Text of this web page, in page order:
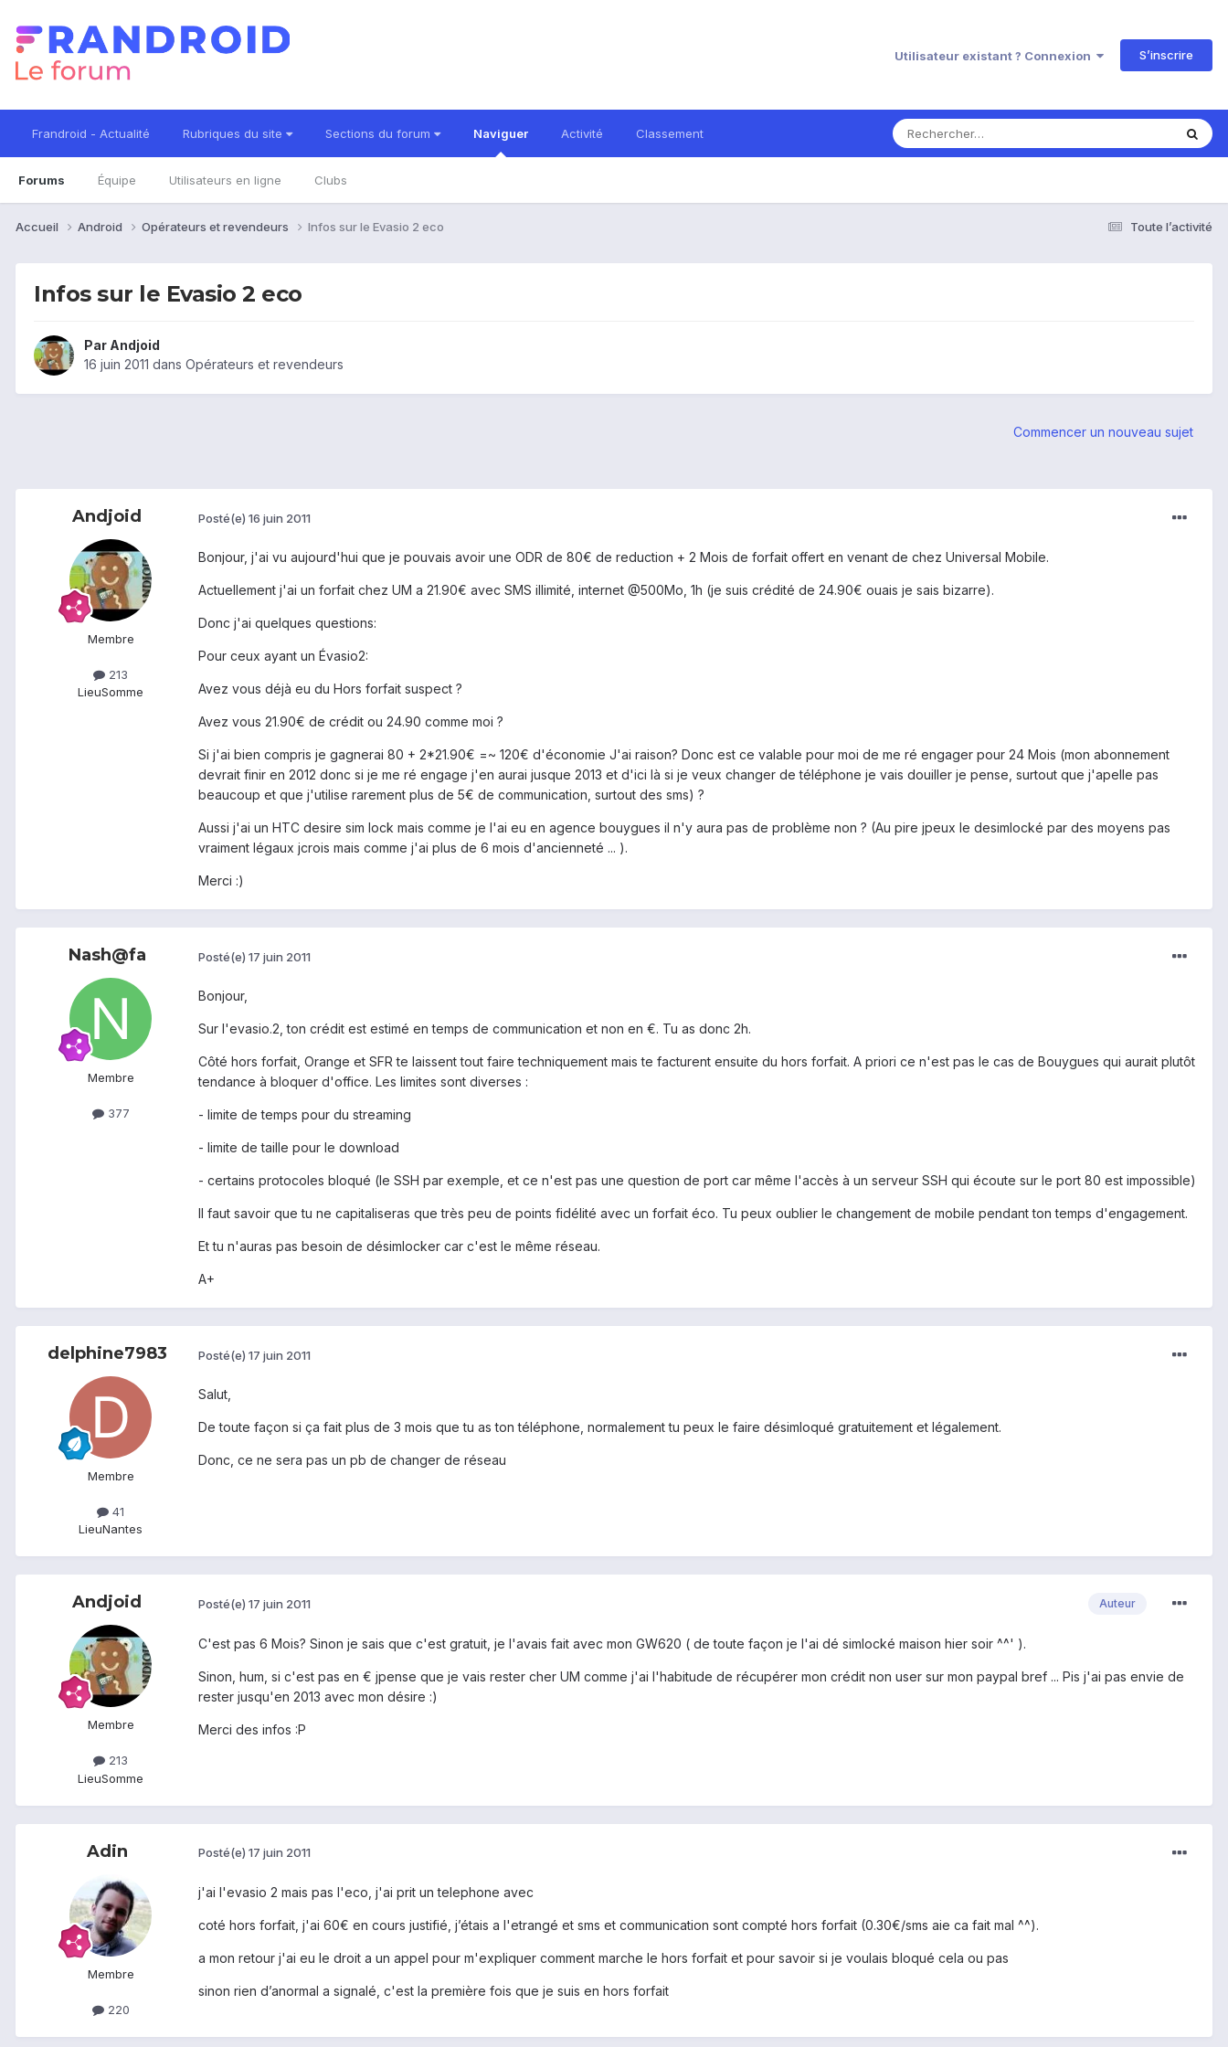
Utilisateur existant ? Connexion S’inscrire
Frandroid - Actualité Rubriques du site Sections du forum Naviguer
Forums Équipe Utilisateurs en ligne Clubs
Activité Classement
Toute l’activité
Accueil Android Opérateurs et revendeurs Infos sur le Evasio 2 eco
Infos sur le Evasio 2 eco
Par Andjoid
16 juin 2011 dans Opérateurs et revendeurs
Commencer un nouveau sujet
Andjoid
Membre
213
LieuSomme
Posté(e) 16 juin 2011
Bonjour, j'ai vu aujourd'hui que je pouvais avoir une ODR de 80€ de reduction + 2 Mois de forfait offert en venant de chez Universal Mobile.
Actuellement j'ai un forfait chez UM a 21.90€ avec SMS illimité, internet @500Mo, 1h (je suis crédité de 24.90€ ouais je sais bizarre).
Donc j'ai quelques questions:
Pour ceux ayant un Évasio2:
Avez vous déjà eu du Hors forfait suspect ?
Avez vous 21.90€ de crédit ou 24.90 comme moi ?
Si j'ai bien compris je gagnerai 80 + 2*21.90€ =~ 120€ d'économie J'ai raison? Donc est ce valable pour moi de me ré engager pour 24 Mois (mon abonnement
devrait finir en 2012 donc si je me ré engage j'en aurai jusque 2013 et d'ici là si je veux changer de téléphone je vais douiller je pense, surtout que j'apelle pas
beaucoup et que j'utilise rarement plus de 5€ de communication, surtout des sms) ?
Aussi j'ai un HTC desire sim lock mais comme je l'ai eu en agence bouygues il n'y aura pas de problème non ? (Au pire jpeux le desimlocké par des moyens pas
vraiment légaux jcrois mais comme j'ai plus de 6 mois d'ancienneté ... ).
Merci :)
Nash@fa
Membre
377
Posté(e) 17 juin 2011
Bonjour,
Sur l'evasio.2, ton crédit est estimé en temps de communication et non en €. Tu as donc 2h.
Côté hors forfait, Orange et SFR te laissent tout faire techniquement mais te facturent ensuite du hors forfait. A priori ce n'est pas le cas de Bouygues qui aurait plutôt
tendance à bloquer d'office. Les limites sont diverses :
- limite de temps pour du streaming
- limite de taille pour le download
- certains protocoles bloqué (le SSH par exemple, et ce n'est pas une question de port car même l'accès à un serveur SSH qui écoute sur le port 80 est impossible)
Il faut savoir que tu ne capitaliseras que très peu de points fidélité avec un forfait éco. Tu peux oublier le changement de mobile pendant ton temps d'engagement.
Et tu n'auras pas besoin de désimlocker car c'est le même réseau.
A+
delphine7983
Membre
41
LieuNantes
Posté(e) 17 juin 2011
Salut,
De toute façon si ça fait plus de 3 mois que tu as ton téléphone, normalement tu peux le faire désimloqué gratuitement et légalement.
Donc, ce ne sera pas un pb de changer de réseau
Andjoid
Membre
213
LieuSomme
Auteur
Posté(e) 17 juin 2011
C'est pas 6 Mois? Sinon je sais que c'est gratuit, je l'avais fait avec mon GW620 ( de toute façon je l'ai dé simlocké maison hier soir ^^' ).
Sinon, hum, si c'est pas en € jpense que je vais rester cher UM comme j'ai l'habitude de récupérer mon crédit non user sur mon paypal bref ... Pis j'ai pas envie de
rester jusqu'en 2013 avec mon désire :)
Merci des infos :P
Adin
Membre
220
Posté(e) 17 juin 2011
j'ai l'evasio 2 mais pas l'eco, j'ai prit un telephone avec
coté hors forfait, j'ai 60€ en cours justifié, j’étais a l'etrangé et sms et communication sont compté hors forfait (0.30€/sms aie ca fait mal ^^).
a mon retour j'ai eu le droit a un appel pour m'expliquer comment marche le hors forfait et pour savoir si je voulais bloqué cela ou pas
sinon rien d’anormal a signalé, c'est la première fois que je suis en hors forfait